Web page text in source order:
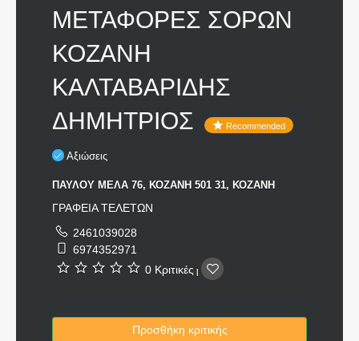
ΜΕΤΑΦΟΡΕΣ ΣΟΡΩΝ
ΚΟΖΑΝΗ
ΚΑΛΤΑΒΑΡΙΔΗΣ
ΔΗΜΗΤΡΙΟΣ
Recommended
Αξιώσεις
ΠΑΥΛΟΥ ΜΕΛΑ 76, ΚΟΖΑΝΗ 501 31, ΚΟΖΑΝΗ
ΓΡΑΦΕΙΑ ΤΕΛΕΤΩΝ
2461039028
6974352971
0 Κριτικές |
Προσθήκη κριτικής